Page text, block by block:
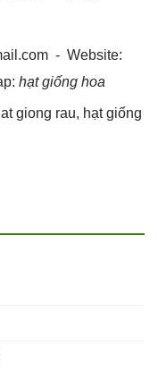
- Website:
hạt giống hoa
giong rau, hạt giống